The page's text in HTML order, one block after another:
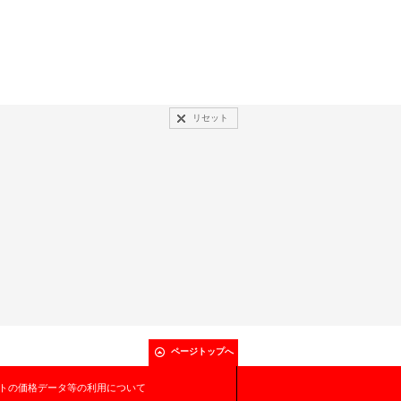
リセット
ページトップへ
の価格データ等の利用について